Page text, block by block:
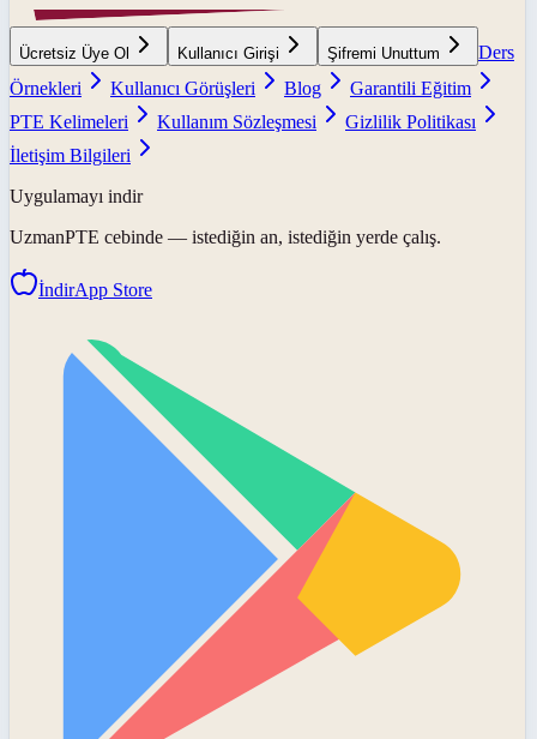
Ücretsiz Üye Ol Kullanıcı Girişi Şifremi Unuttum
Ders
Örnekleri
Kullanıcı Görüşleri Blog
Garantili Eğitim
PTE Kelimeleri
Kullanım Sözleşmesi
Gizlilik Politikası
İletişim Bilgileri
Uygulamayı indir
UzmanPTE cebinde — istediğin an, istediğin yerde çalış.
İndirApp Store